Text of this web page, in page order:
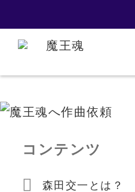
コンテンツ
森田交一とは？